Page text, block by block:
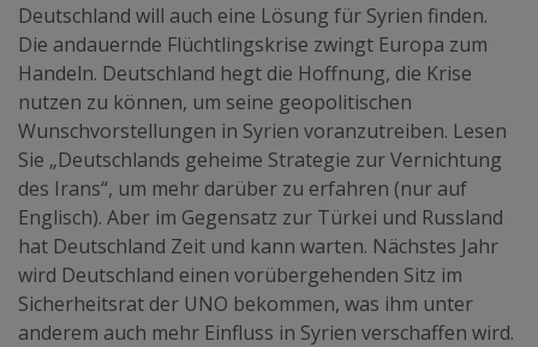
Deutschland will auch eine Lösung für Syrien finden.
Die andauernde Flüchtlingskrise zwingt Europa zum
Handeln. Deutschland hegt die Hoffnung, die Krise
nutzen zu können, um seine geopolitischen
Wunschvorstellungen in Syrien voranzutreiben. Lesen
Sie „Deutschlands geheime Strategie zur Vernichtung
des Irans“, um mehr darüber zu erfahren (nur auf
Englisch). Aber im Gegensatz zur Türkei und Russland
hat Deutschland Zeit und kann warten. Nächstes Jahr
wird Deutschland einen vorübergehenden Sitz im
Sicherheitsrat der UNO bekommen, was ihm unter
anderem auch mehr Einfluss in Syrien verschaffen wird.